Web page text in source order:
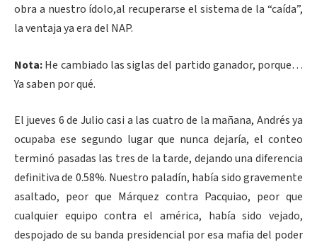
obra a nuestro ídolo,al recuperarse el sistema de la “caída”,
la ventaja ya era del NAP.
Nota:He cambiado las siglas del partido ganador, porque…
Ya saben por qué.
El jueves 6 de Julio casi a las cuatro de la mañana, Andrés ya
ocupaba ese segundo lugar que nunca dejaría, el conteo
terminó pasadas las tres de la tarde, dejando una diferencia
definitiva de 0.58%. Nuestro paladín, había sido gravemente
asaltado, peor que Márquez contra Pacquiao, peor que
cualquier equipo contra el américa, había sido vejado,
despojado de su banda presidencial por esa mafia del poder